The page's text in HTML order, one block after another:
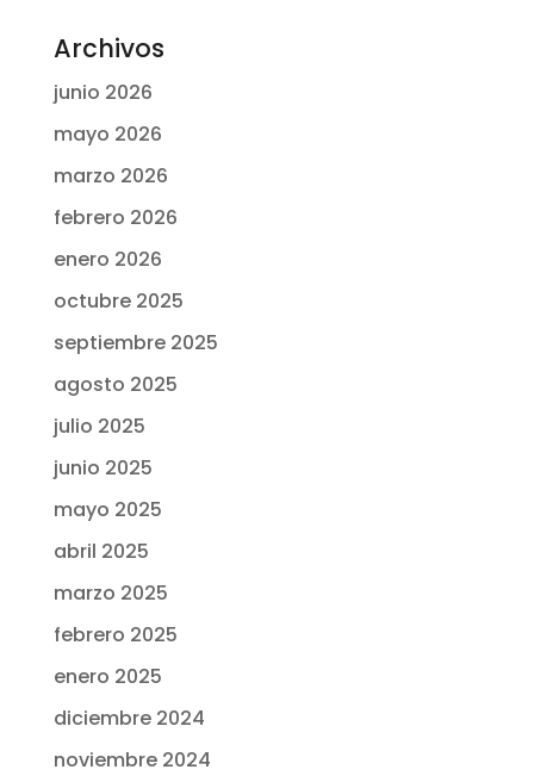
Archivos
junio 2026
mayo 2026
marzo 2026
febrero 2026
enero 2026
octubre 2025
septiembre 2025
agosto 2025
julio 2025
junio 2025
mayo 2025
abril 2025
marzo 2025
febrero 2025
enero 2025
diciembre 2024
noviembre 2024